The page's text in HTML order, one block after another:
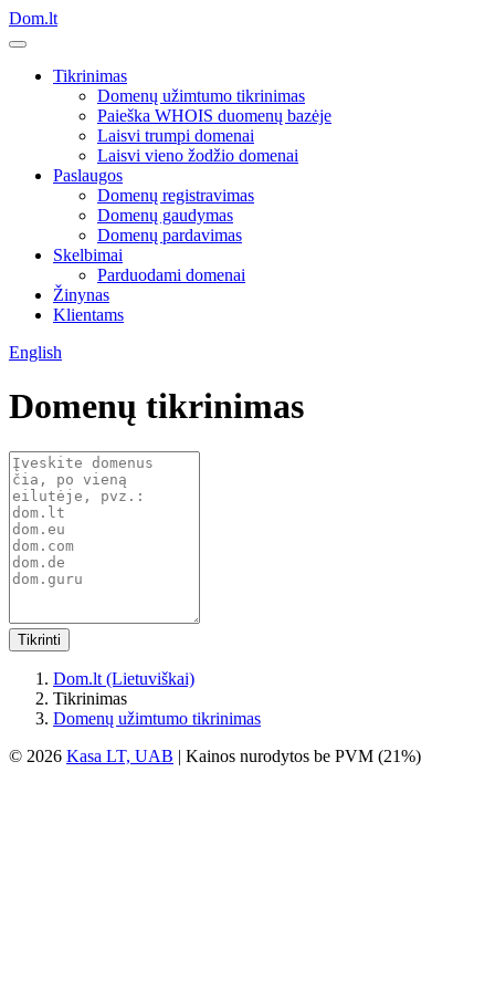
Dom.lt
Tikrinimas
Domenų užimtumo tikrinimas
Paieška WHOIS duomenų bazėje
Laisvi trumpi domenai
Laisvi vieno žodžio domenai
Paslaugos
Domenų registravimas
Domenų gaudymas
Domenų pardavimas
Skelbimai
Parduodami domenai
Žinynas
Klientams
English
Domenų tikrinimas
Tikrinti
Dom.lt (Lietuviškai)
Tikrinimas
Domenų užimtumo tikrinimas
© 2026 Kasa LT, UAB | Kainos nurodytos be PVM (21%)